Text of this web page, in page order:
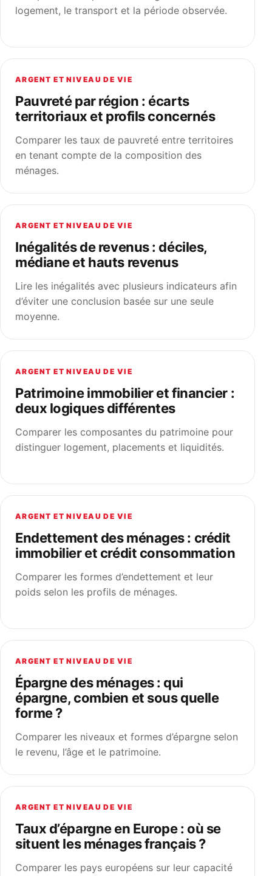
logement, le transport et la période observée.
ARGENT ET NIVEAU DE VIE
Pauvreté par région : écarts
territoriaux et profils concernés
Comparer les taux de pauvreté entre territoires
en tenant compte de la composition des
ménages.
ARGENT ET NIVEAU DE VIE
Inégalités de revenus : déciles,
médiane et hauts revenus
Lire les inégalités avec plusieurs indicateurs afin
d’éviter une conclusion basée sur une seule
moyenne.
ARGENT ET NIVEAU DE VIE
Patrimoine immobilier et financier :
deux logiques différentes
Comparer les composantes du patrimoine pour
distinguer logement, placements et liquidités.
ARGENT ET NIVEAU DE VIE
Endettement des ménages : crédit
immobilier et crédit consommation
Comparer les formes d’endettement et leur
poids selon les profils de ménages.
ARGENT ET NIVEAU DE VIE
Épargne des ménages : qui
épargne, combien et sous quelle
forme ?
Comparer les niveaux et formes d’épargne selon
le revenu, l’âge et le patrimoine.
ARGENT ET NIVEAU DE VIE
Taux d’épargne en Europe : où se
situent les ménages français ?
Comparer les pays européens sur leur capacité